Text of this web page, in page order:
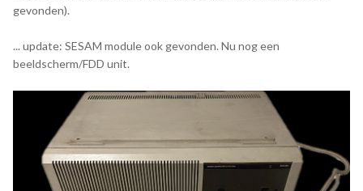
gevonden).
... update: SESAM module ook gevonden. Nu nog een
beeldscherm/FDD unit.